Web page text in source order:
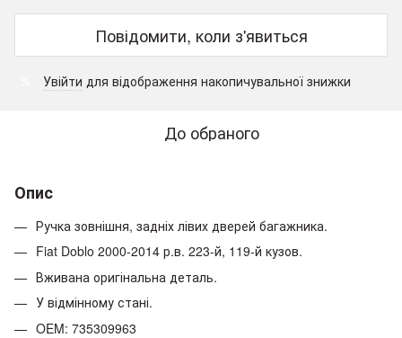
Повідомити, коли з'явиться
Увійти для відображення накопичувальної знижки
До обраного
Опис
Ручка зовнішня, задніх лівих дверей багажника.
Fiat Doblo 2000-2014 р.в. 223-й, 119-й кузов.
Вживана оригінальна деталь.
У відмінному стані.
OEM: 735309963